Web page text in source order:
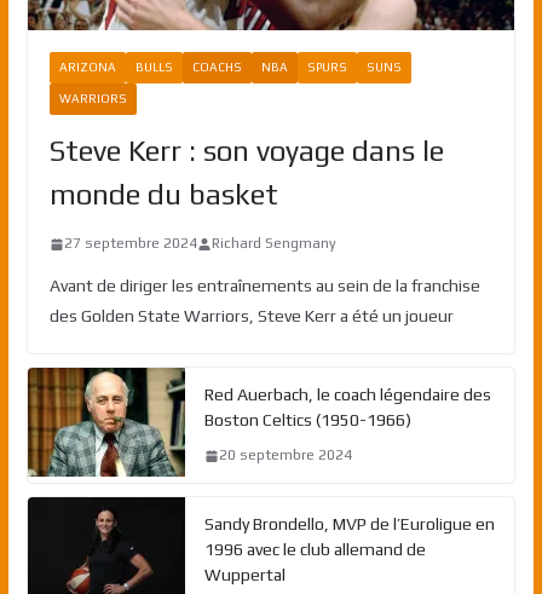
ARIZONA BULLS COACHS NBA SPURS SUNS
WARRIORS
Steve Kerr : son voyage dans le
monde du basket
27 septembre 2024 Richard Sengmany
Avant de diriger les entraînements au sein de la franchise
des Golden State Warriors, Steve Kerr a été un joueur
Red Auerbach, le coach légendaire des
Boston Celtics (1950-1966)
20 septembre 2024
Sandy Brondello, MVP de l’Euroligue en
1996 avec le club allemand de
Wuppertal